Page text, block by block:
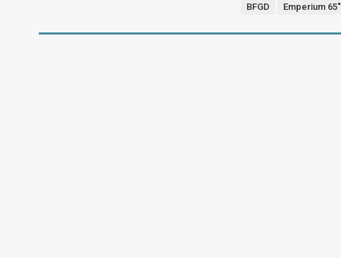
BFGD Emperium 65"